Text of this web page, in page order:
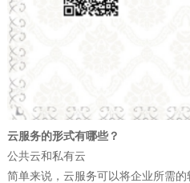
云服务的形式有哪些？
公共云和私有云
简单来说，云服务可以将企业所需